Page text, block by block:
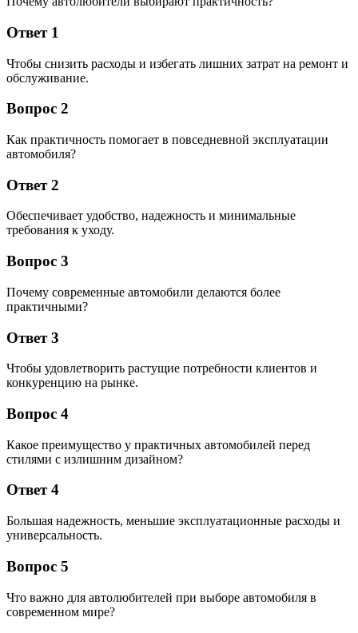
Ответ 1
Чтобы снизить расходы и избегать лишних затрат на ремонт и
обслуживание.
Вопрос 2
Как практичность помогает в повседневной эксплуатации
автомобиля?
Ответ 2
Обеспечивает удобство, надежность и минимальные
требования к уходу.
Вопрос 3
Почему современные автомобили делаются более
практичными?
Ответ 3
Чтобы удовлетворить растущие потребности клиентов и
конкуренцию на рынке.
Вопрос 4
Какое преимущество у практичных автомобилей перед
стилями с излишним дизайном?
Ответ 4
Большая надежность, меньшие эксплуатационные расходы и
универсальность.
Вопрос 5
Что важно для автолюбителей при выборе автомобиля в
современном мире?